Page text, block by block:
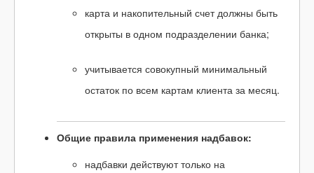
карта и накопительный счет должны быть
открыты в одном подразделении банка;
учитывается совокупный минимальный
остаток по всем картам клиента за месяц.
Общие правила применения надбавок:
надбавки действуют только на